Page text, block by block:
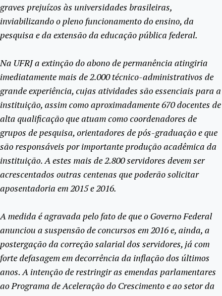
graves prejuízos às universidades brasileiras,
inviabilizando o pleno funcionamento do ensino, da
pesquisa e da extensão da educação pública federal.
Na UFRJ a extinção do abono de permanência atingiria
imediatamente mais de 2.000 técnico-administrativos de
grande experiência, cujas atividades são essenciais para a
instituição, assim como aproximadamente 670 docentes de
alta qualificação que atuam como coordenadores de
grupos de pesquisa, orientadores de pós-graduação e que
são responsáveis por importante produção acadêmica da
instituição. A estes mais de 2.800 servidores devem ser
acrescentados outras centenas que poderão solicitar
aposentadoria em 2015 e 2016.
A medida é agravada pelo fato de que o Governo Federal
anunciou a suspensão de concursos em 2016 e, ainda, a
postergação da correção salarial dos servidores, já com
forte defasagem em decorrência da inflação dos últimos
anos. A intenção de restringir as emendas parlamentares
ao Programa de Aceleração do Crescimento e ao setor da